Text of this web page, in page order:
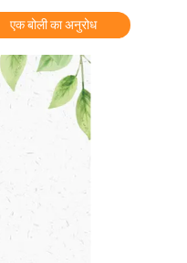
एक बोली का अनुरोध